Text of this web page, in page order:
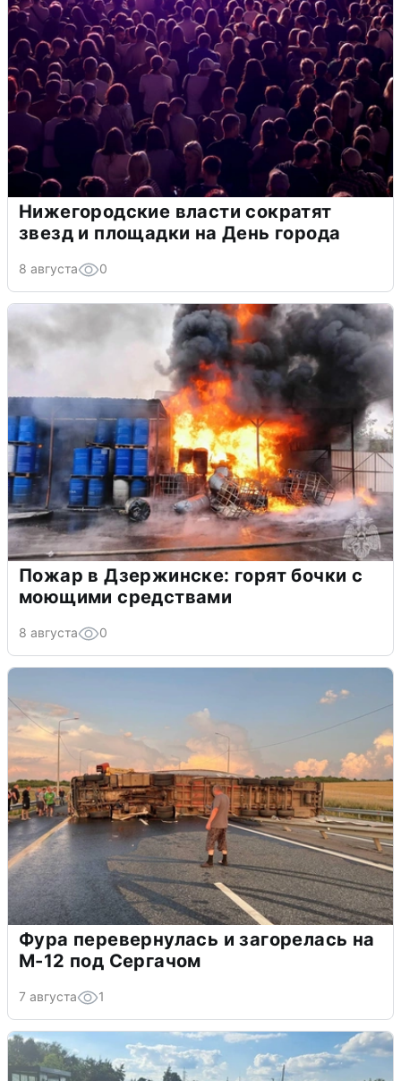
Нижегородские власти сократят
звезд и площадки на День города
8 августа 0
Пожар в Дзержинске: горят бочки с
моющими средствами
8 августа 0
Фура перевернулась и загорелась на
М-12 под Сергачом
7 августа 1